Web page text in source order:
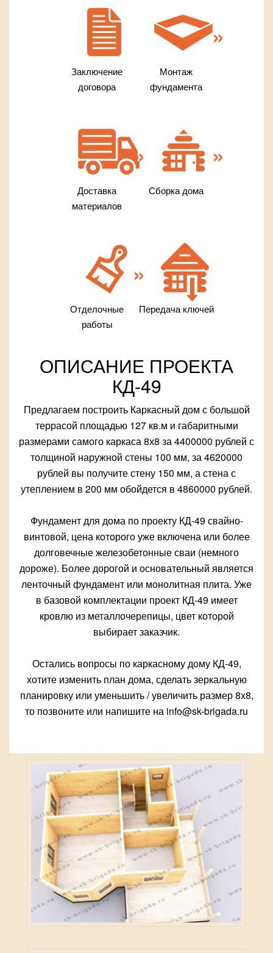
Заключение
договора
Монтаж
фундамента
Доставка
материалов
Сборка дома
Отделочные
работы
Передача ключей
ОПИСАНИЕ ПРОЕКТА
КД-49
Предлагаем построить Каркасный дом с большой
террасой площадью 127 кв.м и габаритными
размерами самого каркаса 8х8 за 4400000 рублей с
толщиной наружной стены 100 мм, за 4620000
рублей вы получите стену 150 мм, а стена с
утеплением в 200 мм обойдется в 4860000 рублей.
Фундамент для дома по проекту КД-49 свайно-
винтовой, цена которого уже включена или более
долговечные железобетонные сваи (немного
дороже). Более дорогой и основательный является
ленточный фундамент или монолитная плита. Уже
в базовой комплектации проект КД-49 имеет
кровлю из металлочерепицы, цвет которой
выбирает заказчик.
Остались вопросы по каркасному дому КД-49,
хотите изменить план дома, сделать зеркальную
планировку или уменьшить / увеличить размер 8х8,
то позвоните или напишите на info@sk-brigada.ru